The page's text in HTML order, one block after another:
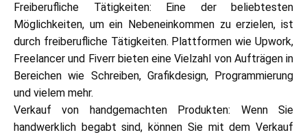
Kontaktieren Sie uns
Hilfe
Freiberufliche Tätigkeiten: Eine der beliebtesten
Möglichkeiten, um ein Nebeneinkommen zu erzielen, ist
durch freiberufliche Tätigkeiten. Plattformen wie Upwork,
Freelancer und Fiverr bieten eine Vielzahl von Aufträgen in
Bereichen wie Schreiben, Grafikdesign, Programmierung
und vielem mehr.
Verkauf von handgemachten Produkten: Wenn Sie
handwerklich begabt sind, können Sie mit dem Verkauf